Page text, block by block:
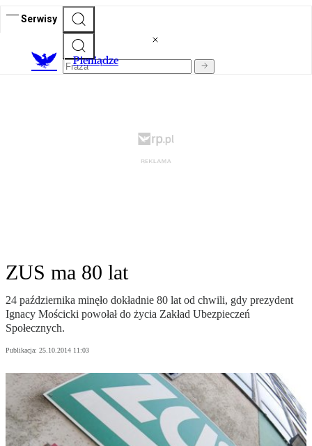
Serwisy
Pieniądze
ZUS ma 80 lat
24 października minęło dokładnie 80 lat od chwili, gdy prezydent
Ignacy Mościcki powołał do życia Zakład Ubezpieczeń
Społecznych.
Publikacja: 25.10.2014 11:03